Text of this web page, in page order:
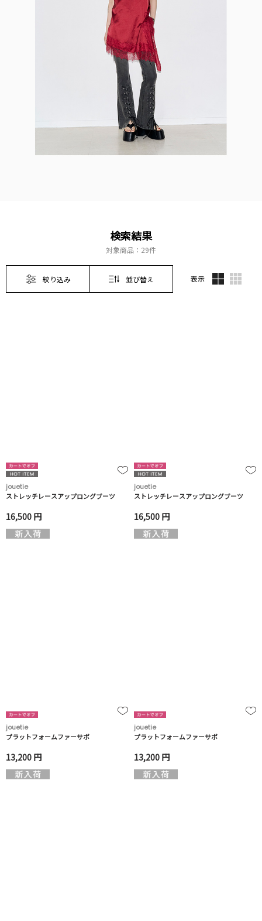
検索結果
対象商品： 29件
絞り込み 並び替え 表示
jouetie
ストレッチレースアップロングブーツ
16,500 円
jouetie
ストレッチレースアップロングブーツ
16,500 円
jouetie
プラットフォームファーサボ
13,200 円
jouetie
プラットフォームファーサボ
13,200 円